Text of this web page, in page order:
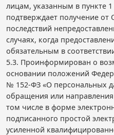
лицам, указанным в пункте
подтверждает получение от
последствий
случаях, когда
обязательным в
5.3. Проинформирован о
основании положений
№ 152-ФЗ «О персональных
обращения или
том числе в форме
подписанного простой
усиленной